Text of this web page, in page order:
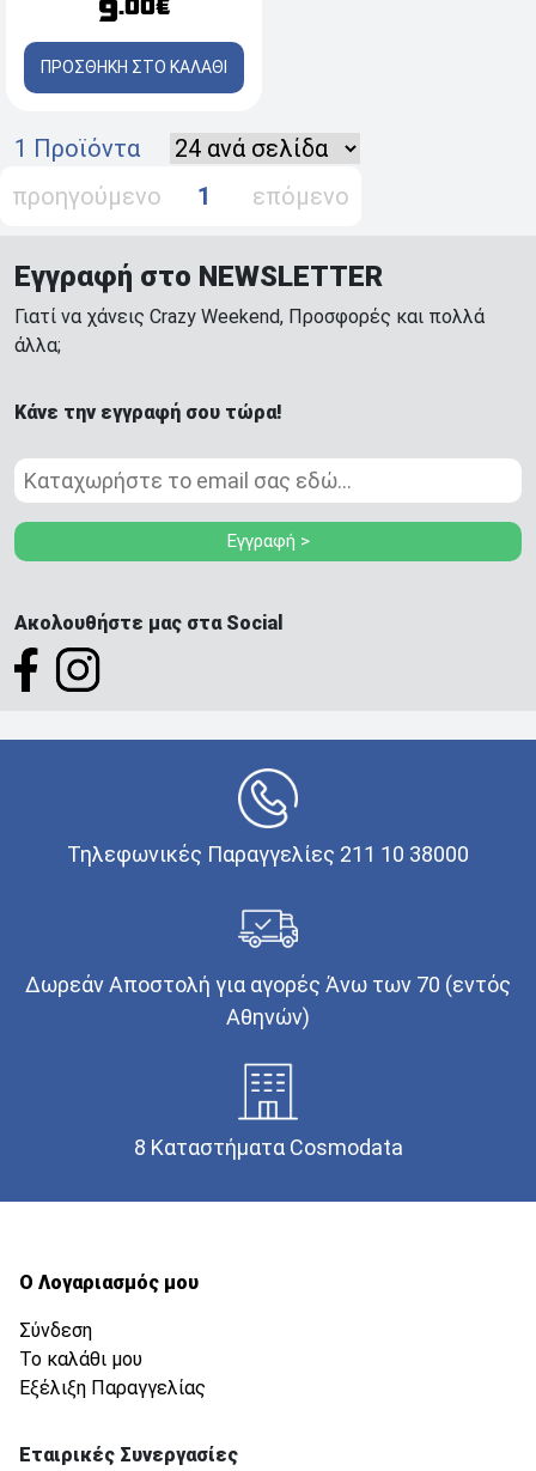
9.00€
ΠΡΟΣΘΗΚΗ ΣΤΟ ΚΑΛΑΘΙ
1 Προϊόντα
προηγούμενο
1 επόμενο
Εγγραφή στο NEWSLETTER
Γιατί να χάνεις Crazy Weekend, Προσφορές και πολλά
άλλα;
Κάνε την εγγραφή σου τώρα!
Εγγραφή >
Ακολουθήστε μας στα Social
Τηλεφωνικές Παραγγελίες 211 10 38000
Δωρεάν Αποστολή για αγορές Άνω των 70 (εντός
Αθηνών)
8 Καταστήματα Cosmodata
Ο Λογαριασμός μου
Σύνδεση
Το καλάθι μου
Εξέλιξη Παραγγελίας
Εταιρικές Συνεργασίες